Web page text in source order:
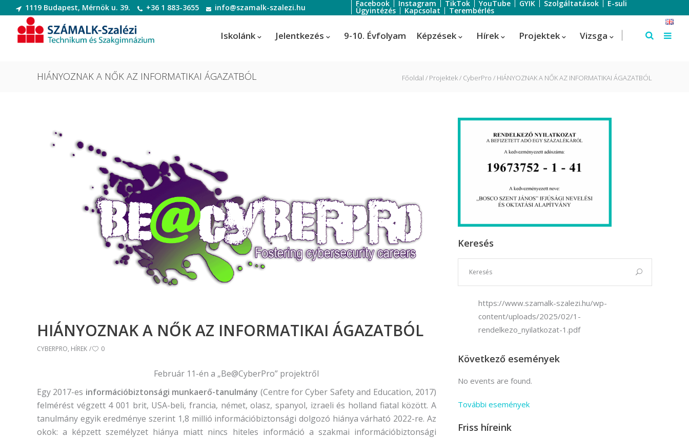
1119 Budapest, Mérnök u. 39. +36 1 883-3655 info@szamalk-szalezi.hu Facebook Instagram TikTok YouTube GYIK Szolgáltatások E-suli
Ügyintézés Kapcsolat Terembérlés
Iskolánk Jelentkezés 9-10. Évfolyam Képzések
Informatikai rendszer- és
alkalmazás-üzemeltető technikus
Szoftverfejlesztő és -tesztelő
Szoftverfejlesztő és -tesztelő
Digitális festő és média designer
Divat-, jelmez- és díszlettervező
(Divattervező)
Divat-, jelmez- és díszlettervező
(Divattervező)
Fotográfus (Kreatív fotográfus)
Fotográfus (Kreatív fotográfus)
Képző és iparművészeti
Turisztikai technikus – 1 éves
képzés!
(Idegenvezető)
szervező)
Hírek Projektek Vizsga
HIÁNYOZNAK A NŐK AZ INFORMATIKAI ÁGAZATBÓL Főoldal Projektek CyberPro HIÁNYOZNAK A NŐK AZ INFORMATIKAI ÁGAZATBÓL
HIÁNYOZNAK A NŐK AZ INFORMATIKAI ÁGAZATBÓL
CYBERPRO, HÍREK 0
Február 11-én a „Be@CyberPro” projektről
Egy 2017-es információbiztonsági munkaerő-tanulmány (Centre for Cyber ​​Safety and Education, 2017)
felmérést végzett 4 001 brit, USA-beli, francia, német, olasz, spanyol, izraeli és holland fiatal között. A
tanulmány egyik eredménye szerint 1,8 millió információbiztonsági dolgozó hiánya várható 2022-re. Az
okok: a képzett személyzet hiánya miatt nincs hiteles információ a szakmai információbiztonsági
Keresés
https://www.szamalk-szalezi.hu/wp-
content/uploads/2025/02/1-
rendelkezo_nyilatkozat-1.pdf
Következő események
No events are found.
További események
Friss híreink